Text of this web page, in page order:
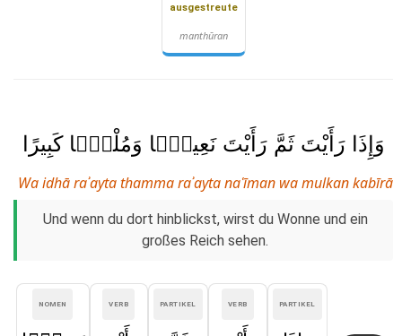
ausgestreute
manthūran
وَإِذَا رَأَيْتَ ثَمَّ رَأَيْتَ نَعِيمًۭا وَمُلْكًۭا كَبِيرًا
Wa idhā raʾayta thamma raʾayta naʿīman wa mulkan kabīrā
Und wenn du dort hinblickst, wirst du Wonne und ein
großes Reich sehen.
PARTIKEL
VERB
PARTIKEL
VERB
NOMEN